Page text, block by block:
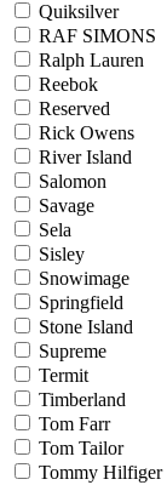
Quiksilver
RAF SIMONS
Ralph Lauren
Reebok
Reserved
Rick Owens
River Island
Salomon
Savage
Sela
Sisley
Snowimage
Springfield
Stone Island
Supreme
Termit
Timberland
Tom Farr
Tom Tailor
Tommy Hilfiger